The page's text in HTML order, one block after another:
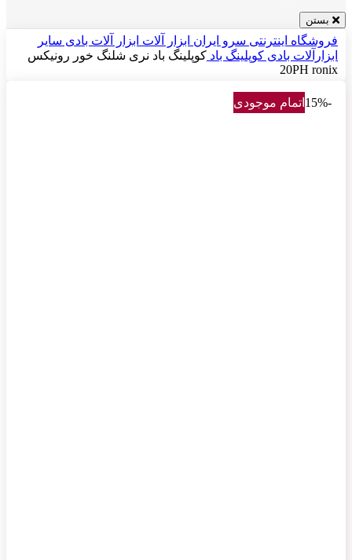
بستن
فروشگاه اینترنتی سرو ایران ابزار آلات ابزار آلات بادی سایر
ابزارآلات بادی کوپلینگ باد کوپلینگ باد نری شلنگ خور رونیکس
20PH ronix
-15% اتمام موجودی